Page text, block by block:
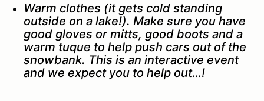
Warm clothes (it gets cold standing
outside on a lake!). Make sure you have
good gloves or mitts, good boots and a
warm tuque to help push cars out of the
snowbank. This is an interactive event
and we expect you to help out…!